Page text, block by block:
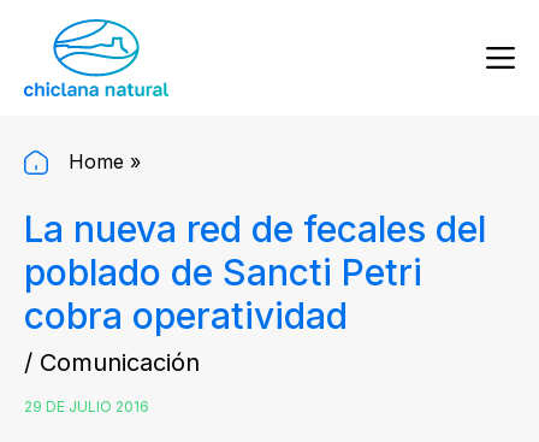
Home »
La nueva red de fecales del
poblado de Sancti Petri
cobra operatividad
/ Comunicación
29 DE JULIO 2016